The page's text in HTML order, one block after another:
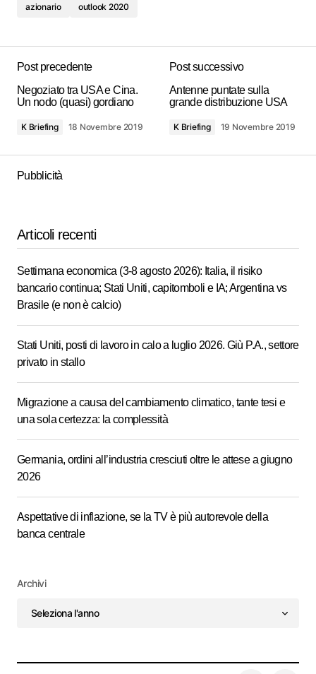
azionario outlook 2020
Post precedente
Negoziato tra USA e Cina.
Un nodo (quasi) gordiano
K Briefing 18 Novembre 2019
Post successivo
Antenne puntate sulla
grande distribuzione USA
K Briefing 19 Novembre 2019
Pubblicità
Articoli recenti
Settimana economica (3-8 agosto 2026): Italia, il risiko
bancario continua; Stati Uniti, capitomboli e IA; Argentina vs
Brasile (e non è calcio)
Stati Uniti, posti di lavoro in calo a luglio 2026. Giù P.A., settore
privato in stallo
Migrazione a causa del cambiamento climatico, tante tesi e
una sola certezza: la complessità
Germania, ordini all’industria cresciuti oltre le attese a giugno
2026
Aspettative di inflazione, se la TV è più autorevole della
banca centrale
Archivi